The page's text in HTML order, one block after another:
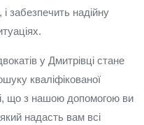
забезпечить надійну
у Дмитрівці стане
кваліфікованої
що з нашою допомогою ви
надасть вам всі